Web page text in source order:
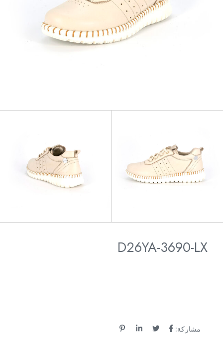
D26YA-3690-LX
مشاركة: